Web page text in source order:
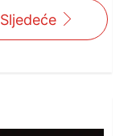
Sljedeće